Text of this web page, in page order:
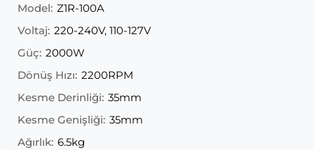
Model: Z1R-100A
Voltaj: 220-240V, 110-127V
Güç: 2000W
Dönüş Hızı: 2200RPM
Kesme Derinliği: 35mm
Kesme Genişliği: 35mm
Ağırlık: 6.5kg